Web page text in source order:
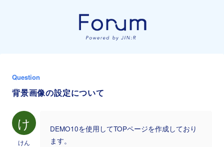
Question
背景画像の設定について
け
けん
DEMO10を使用してTOPページを作成しており
ます。